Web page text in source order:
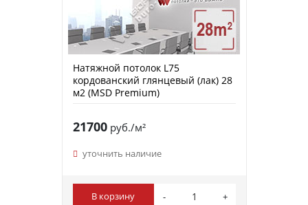
Натяжной потолок L75
кордованский глянцевый (лак) 28
м2 (MSD Premium)
21700руб./м²
уточнить наличие
В корзину